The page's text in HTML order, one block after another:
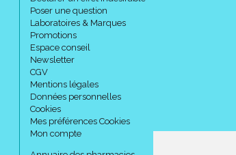
Poser une question
Laboratoires & Marques
Promotions
Espace conseil
Newsletter
CGV
Mentions légales
Données personnelles
Cookies
Mes préférences Cookies
Mon compte